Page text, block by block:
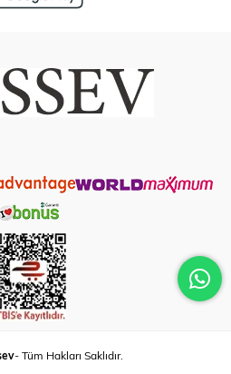
- Tüm Hakları Saklıdır.